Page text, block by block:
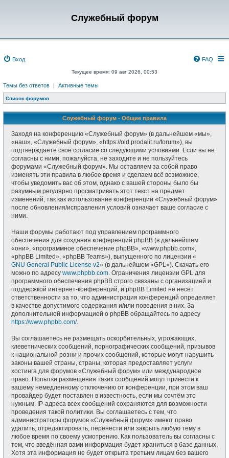
Служебный форум
Вход FAQ
Текущее время: 09 авг 2026, 00:53
Темы без ответов | Активные темы
Список форумов
Служебный форум - Общие правила
Заходя на конференцию «Служебный форум» (в дальнейшем «мы»,
«наш», «Служебный форум», «https://old.prodalit.ru/forum»), вы
подтверждаете своё согласие со следующими условиями. Если вы не
согласны с ними, пожалуйста, не заходите и не пользуйтесь
форумами «Служебный форум». Мы оставляем за собой право
изменять эти правила в любое время и сделаем всё возможное,
чтобы уведомить вас об этом, однако с вашей стороны было бы
разумным регулярно просматривать этот текст на предмет
изменений, так как использование конференции «Служебный форум»
после обновления/исправления условий означает ваше согласие с
ними.
Наши форумы работают под управлением программного
обеспечения для создания конференций phpBB (в дальнейшем
«они», «программное обеспечение phpBB», «www.phpbb.com»,
«phpBB Limited», «phpBB Teams»), выпущенного по лицензии «
GNU General Public License v2» (в дальнейшем «GPL»). Скачать его
можно по адресу www.phpbb.com. Ограничения лицензии GPL для
программного обеспечения phpBB строго связаны с организацией и
поддержкой интернет-конференций, и phpBB Limited не несёт
ответственности за то, что администрация конференций определяет
в качестве допустимого содержания и/или поведения в них. За
дополнительной информацией о phpBB обращайтесь по адресу
https://www.phpbb.com/.
Вы соглашаетесь не размещать оскорбительных, угрожающих,
клеветнических сообщений, порнографических сообщений, призывов
к национальной розни и прочих сообщений, которые могут нарушить
законы вашей страны, страны, которая предоставляет услуги
хостинга для форумов «Служебный форум» или международное
право. Попытки размещения таких сообщений могут привести к
вашему немедленному отключению от конференции, при этом ваш
провайдер будет поставлен в известность, если мы сочтём это
нужным. IP-адреса всех сообщений сохраняются для возможности
проведения такой политики. Вы соглашаетесь с тем, что
администраторы форумов «Служебный форум» имеют право
удалить, отредактировать, перенести или закрыть любую тему в
любое время по своему усмотрению. Как пользователь вы согласны с
тем, что введённая вами информация будет храниться в базе данных.
Хотя эта информация не будет открыта третьим лицам без вашего